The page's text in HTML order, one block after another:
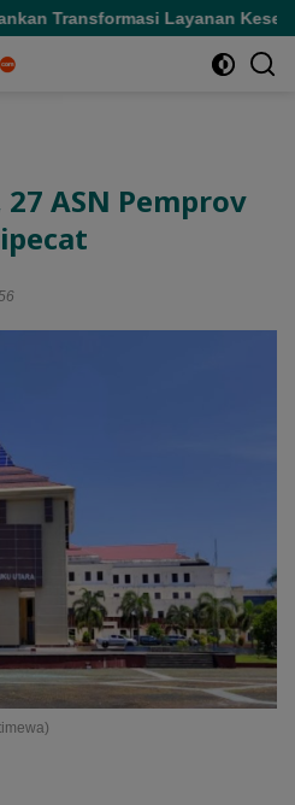
Layanan Kesehatan
ASN Pemprov